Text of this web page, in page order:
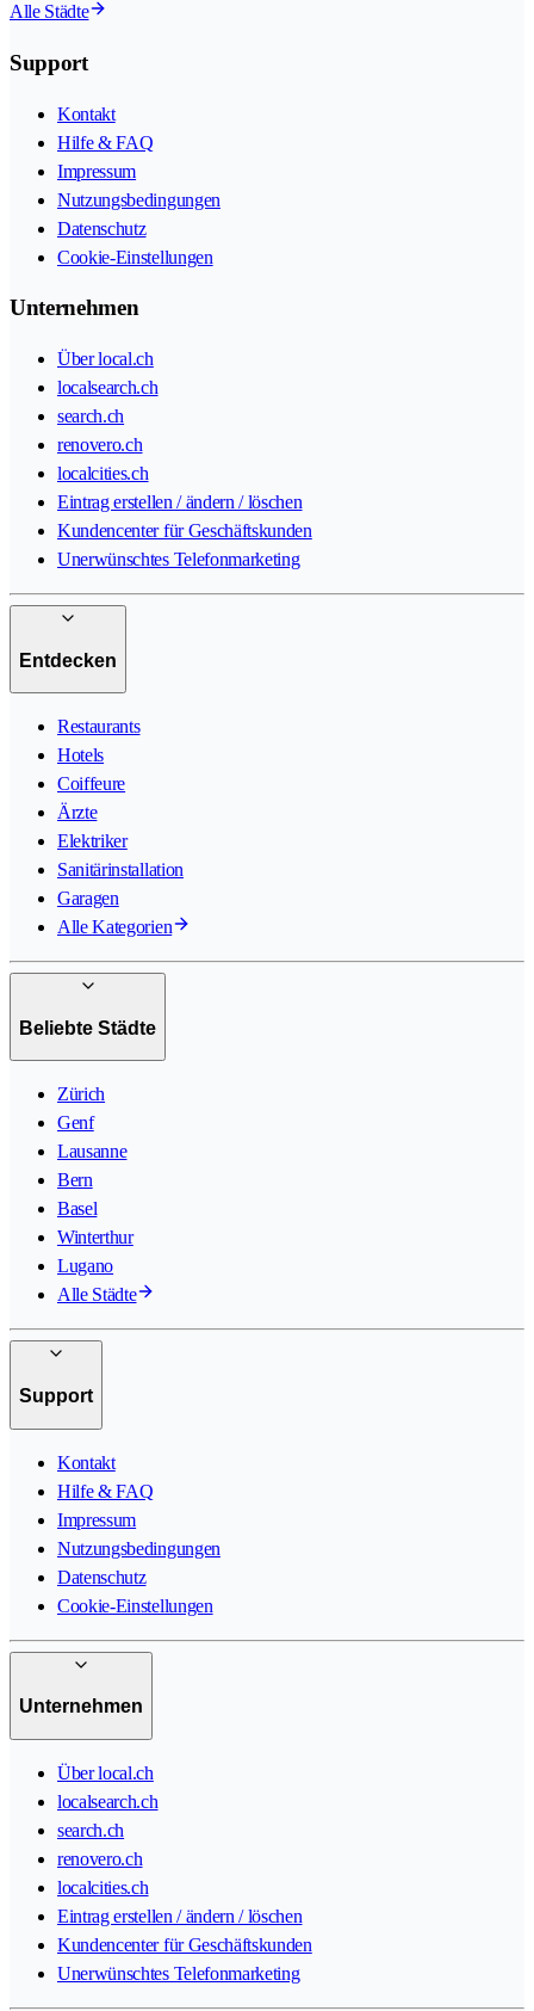
Alle Städte
Support
Kontakt
Hilfe & FAQ
Impressum
Nutzungsbedingungen
Datenschutz
Cookie-Einstellungen
Unternehmen
Über local.ch
localsearch.ch
search.ch
renovero.ch
localcities.ch
Eintrag erstellen / ändern / löschen
Kundencenter für Geschäftskunden
Unerwünschtes Telefonmarketing
Entdecken
Restaurants
Hotels
Coiffeure
Ärzte
Elektriker
Sanitärinstallation
Garagen
Alle Kategorien
Beliebte Städte
Zürich
Genf
Lausanne
Bern
Basel
Winterthur
Lugano
Alle Städte
Support
Kontakt
Hilfe & FAQ
Impressum
Nutzungsbedingungen
Datenschutz
Cookie-Einstellungen
Unternehmen
Über local.ch
localsearch.ch
search.ch
renovero.ch
localcities.ch
Eintrag erstellen / ändern / löschen
Kundencenter für Geschäftskunden
Unerwünschtes Telefonmarketing